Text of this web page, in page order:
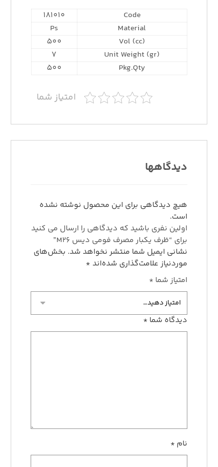
Code
181010
Material
Ps
Vol (cc)
500
Unit Weight (gr)
7
Pkg.Qty
500
امتیاز شما
دیدگاهها
هیچ دیدگاهی برای این محصول نوشته نشده
است.
اولین نفری باشید که دیدگاهی را ارسال می کنید
برای “ظرف یکبار مصرف فومی دیس M26”
نشانی ایمیل شما منتشر نخواهد شد. بخش‌های
موردنیاز علامت‌گذاری شده‌اند *
امتیاز شما *
دیدگاه شما *
نام *